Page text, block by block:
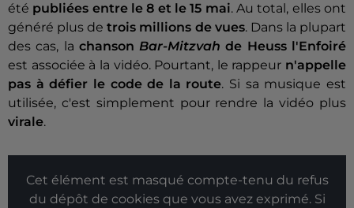
été publiées entre le 8 et le 15 mai. Au total, elles ont
généré plus detrois millions de vues. Dans la plupart
des cas, la chansonBar-Mitzvah de Heuss l'Enfoiré
est associée à la vidéo. Pourtant, le rappeur n'appelle
pas à défier le code de la route. Si sa musique est
utilisée, c'est simplement pour rendre la vidéo plus
virale.
Cet élément est masqué compte-tenu du refus
du dépôt de cookies que vous avez exprimé. Si